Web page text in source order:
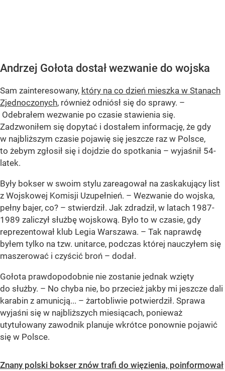
Andrzej Gołota dostał wezwanie do wojska
Sam zainteresowany, który na co dzień mieszka w Stanach
Zjednoczonych, również odniósł się do sprawy. –
Odebrałem wezwanie po czasie stawienia się.
Zadzwoniłem się dopytać i dostałem informację, że gdy
w najbliższym czasie pojawię się jeszcze raz w Polsce,
to żebym zgłosił się i dojdzie do spotkania – wyjaśnił 54-
latek.
Były bokser w swoim stylu zareagował na zaskakujący list
z Wojskowej Komisji Uzupełnień. – Wezwanie do wojska,
pełny bajer, co? – stwierdził. Jak zdradził, w latach 1987-
1989 zaliczył służbę wojskową. Było to w czasie, gdy
reprezentował klub Legia Warszawa. – Tak naprawdę
byłem tylko na tzw. unitarce, podczas której nauczyłem się
maszerować i czyścić broń – dodał.
Gołota prawdopodobnie nie zostanie jednak wzięty
do służby. – No chyba nie, bo przecież jakby mi jeszcze dali
karabin z amunicją... – żartobliwie potwierdził. Sprawa
wyjaśni się w najbliższych miesiącach, ponieważ
utytułowany zawodnik planuje wkrótce ponownie pojawić
się w Polsce.
Znany polski bokser znów trafi do więzienia, poinformował